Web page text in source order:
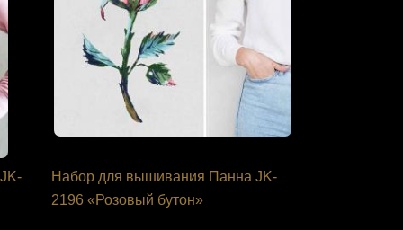
Набор для вышивания Панна JK-
2196 «Розовый бутон»